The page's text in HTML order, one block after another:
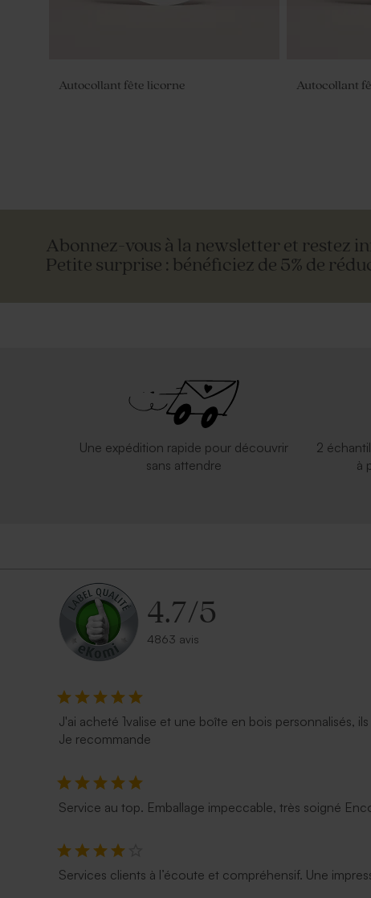
Autocollant fête licorne Autocollant
Abonnez-vous à la newsletter et restez
Petite surprise : bénéficiez de 5% de
Une expédition rapide pour découvrir
sans attendre
2
à
4.7/5
4863 avis
J'ai acheté 1valise et une boîte en bois personnalisés,
Je recommande
Service au top. Emballage impeccable, très soigné
Services clients à l’écoute et compréhensif. Une